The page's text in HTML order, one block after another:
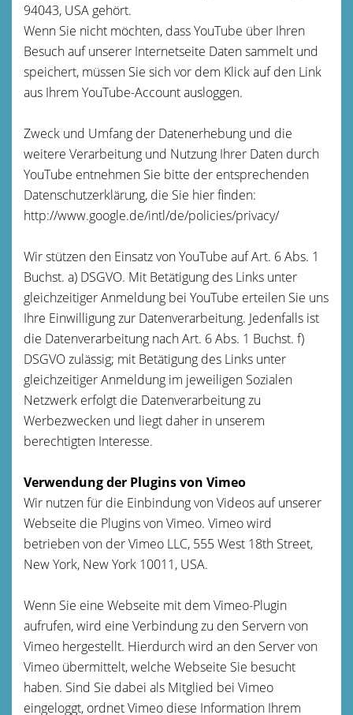
94043, USA gehört.
Wenn Sie nicht möchten, dass YouTube über Ihren
Besuch auf unserer Internetseite Daten sammelt und
speichert, müssen Sie sich vor dem Klick auf den Link
aus Ihrem YouTube-Account ausloggen.
Zweck und Umfang der Datenerhebung und die
weitere Verarbeitung und Nutzung Ihrer Daten durch
YouTube entnehmen Sie bitte der entsprechenden
Datenschutzerklärung, die Sie hier finden:
http://www.google.de/intl/de/policies/privacy/
Wir stützen den Einsatz von YouTube auf Art. 6 Abs. 1
Buchst. a) DSGVO. Mit Betätigung des Links unter
gleichzeitiger Anmeldung bei YouTube erteilen Sie uns
Ihre Einwilligung zur Datenverarbeitung. Jedenfalls ist
die Datenverarbeitung nach Art. 6 Abs. 1 Buchst. f)
DSGVO zulässig; mit Betätigung des Links unter
gleichzeitiger Anmeldung im jeweiligen Sozialen
Netzwerk erfolgt die Datenverarbeitung zu
Werbezwecken und liegt daher in unserem
berechtigten Interesse.
Verwendung der Plugins von Vimeo
Wir nutzen für die Einbindung von Videos auf unserer
Webseite die Plugins von Vimeo. Vimeo wird
betrieben von der Vimeo LLC, 555 West 18th Street,
New York, New York 10011, USA.
Wenn Sie eine Webseite mit dem Vimeo-Plugin
aufrufen, wird eine Verbindung zu den Servern von
Vimeo hergestellt. Hierdurch wird an den Server von
Vimeo übermittelt, welche Webseite Sie besucht
haben. Sind Sie dabei als Mitglied bei Vimeo
eingeloggt, ordnet Vimeo diese Information Ihrem